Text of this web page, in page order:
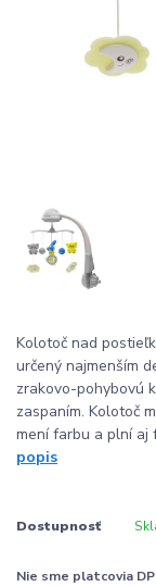
Kolotoč nad
určený najmenším
zrakovo-pohybovú
zaspaním. Kolotoč
mení farbu a plní aj
popis
Dostupnosť
Nie sme platcovia